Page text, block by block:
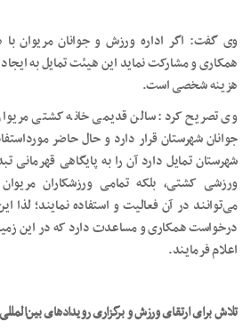
وی گفت: اگر اداره ورزش و جوانان مریوان
همکاری و مشارکت نماید این هیئت تمایل به
هزینه شخصی است.
وی تصریح کرد: سالن قدیمی خانه کشتی
جوانان شهرستان قرار دارد و حال حاضر
شهرستان تمایل دارد آن را به پایگاهی قهرمانی
ورزشی کشتی، بلکه تمامی ورزشکاران
می‌توانند در آن فعالیت و استفاده نمایند؛
درخواست همکاری و مساعدت دارد که در این
اعلام فرمایند.
تلاش‌ برای ارتقای ورزش و برگزاری رویدادهای بین‌المللی